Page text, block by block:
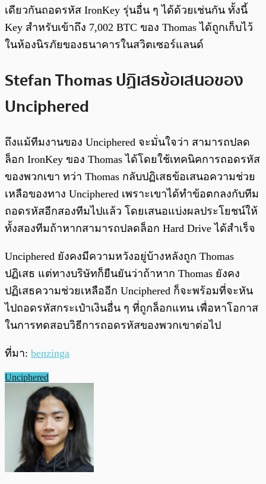
เดียวกันถอดรหัส IronKey รุ่นอื่น ๆ ได้ด้วยเช่นกัน ทั้งนี้
Key สำหรับเข้าถึง 7,002 BTC ของ Thomas ได้ถูกเก็บไว้
ในห้องนิรภัยของธนาคารในสวิตเซอร์แลนด์
Stefan Thomas ปฏิเสธข้อเสนอของ
Unciphered
ถึงแม้ทีมงานของ Unciphered จะมั่นใจว่า สามารถปลด
ล็อก IronKey ของ Thomas ได้โดยใช้เทคนิคการถอดรหัส
ของพวกเขา ทว่า Thomas กลับปฏิเสธข้อเสนอความช่วย
เหลือของทาง Unciphered เพราะเขาได้ทำข้อตกลงกับทีม
ถอดรหัสอีกสองทีมไปแล้ว โดยเสนอแบ่งผลประโยชน์ให้
ทั้งสองทีมถ้าหากสามารถปลดล็อก Hard Drive ได้สำเร็จ
Unciphered ยังคงมีความหวังอยู่บ้างหลังถูก Thomas
ปฏิเสธ แต่ทางบริษัทก็ยืนยันว่าถ้าหาก Thomas ยังคง
ปฏิเสธความช่วยเหลืออีก Unciphered ก็จะพร้อมที่จะหัน
ไปถอดรหัสกระเป๋าเงินอื่น ๆ ที่ถูกล็อกแทน เพื่อหาโอกาส
ในการทดสอบวิธีการถอดรหัสของพวกเขาต่อไป
ที่มา: benzinga
Unciphered